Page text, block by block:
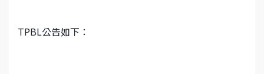
TPBL公告如下：